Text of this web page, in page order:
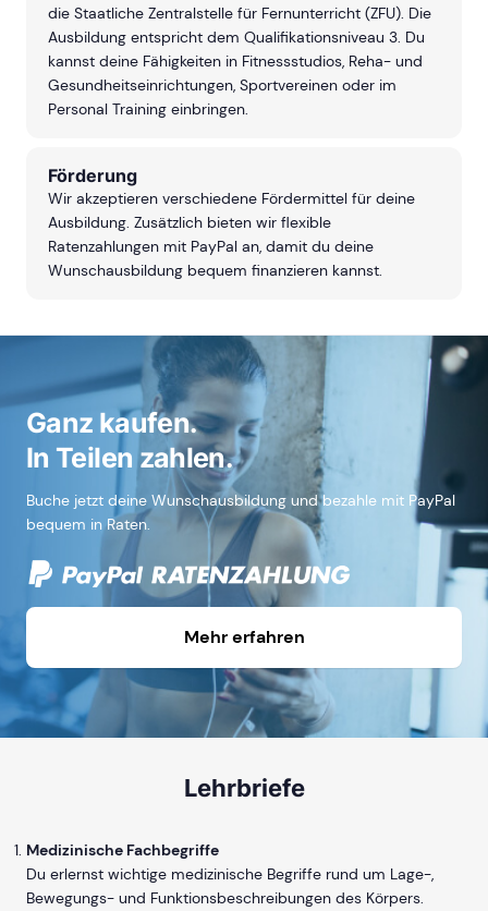
die Staatliche Zentralstelle für Fernunterricht (ZFU). Die
Ausbildung entspricht dem Qualifikationsniveau 3. Du
kannst deine Fähigkeiten in Fitnessstudios, Reha- und
Gesundheitseinrichtungen, Sportvereinen oder im
Personal Training einbringen.
Förderung
Wir akzeptieren verschiedene Fördermittel für deine
Ausbildung. Zusätzlich bieten wir flexible
Ratenzahlungen mit PayPal an, damit du deine
Wunschausbildung bequem finanzieren kannst.
Ganz kaufen.
In Teilen zahlen.
Buche jetzt deine Wunschausbildung und bezahle mit PayPal
bequem in Raten.
Mehr erfahren
Lehrbriefe
Medizinische Fachbegriffe
Du erlernst wichtige medizinische Begriffe rund um Lage-,
Bewegungs- und Funktionsbeschreibungen des Körpers.